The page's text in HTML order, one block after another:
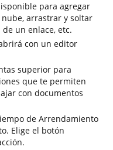
para agregar
arrastrar y soltar
un enlace, etc.
con un editor
superior para
que te permiten
con documentos
de Arrendamiento
Elige el botón